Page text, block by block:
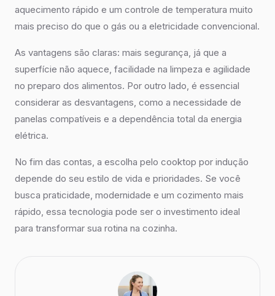
aquecimento rápido e um controle de temperatura muito
mais preciso do que o gás ou a eletricidade convencional.
As vantagens são claras: mais segurança, já que a
superfície não aquece, facilidade na limpeza e agilidade
no preparo dos alimentos. Por outro lado, é essencial
considerar as desvantagens, como a necessidade de
panelas compatíveis e a dependência total da energia
elétrica.
No fim das contas, a escolha pelo cooktop por indução
depende do seu estilo de vida e prioridades. Se você
busca praticidade, modernidade e um cozimento mais
rápido, essa tecnologia pode ser o investimento ideal
para transformar sua rotina na cozinha.